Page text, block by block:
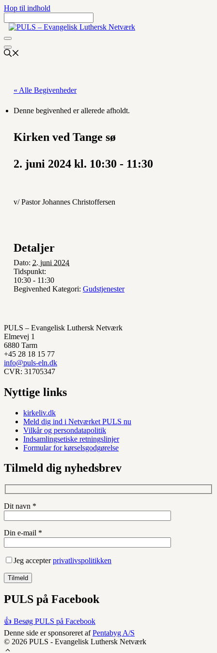
Hop til indhold
« Alle Begivenheder
Denne begivenhed er allerede afholdt.
Kirken ved Tange sø
2. juni 2024 kl. 10:30 - 11:30
v/ Pastor Johannes Christoffersen
Detaljer
Dato: 2. juni 2024
Tidspunkt:
10:30 - 11:30
Begivenhed Kategori: Gudstjenester
PULS – Evangelisk Luthersk Netværk
Elmevej 1
6880 Tarm
+45 28 18 15 77
info@puls-eln.dk
CVR: 31705347
Nyttige links
kirkeliv.dk
Meld dig ind i Netværket PULS nu
Vilkår og persondatapolitik
Indsamlingsetiske retningslinjer
Formular for kørselsgodgørelse
Tilmeld dig nyhedsbrev
Dit navn *
Din e-mail *
Jeg accepterprivatlivspolitikken
PULS på Facebook
👍 Besøg PULS på Facebook
Denne side er sponsoreret afPentabyg A/S
© 2026 PULS - Evangelisk Luthersk Netværk